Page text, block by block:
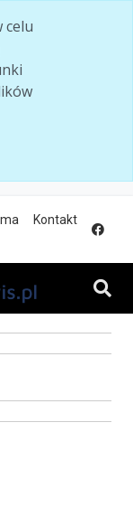
celu
Kontakt